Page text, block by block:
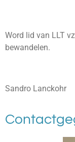
Word lid van LLT
bewandelen.
Sandro Lanckohr